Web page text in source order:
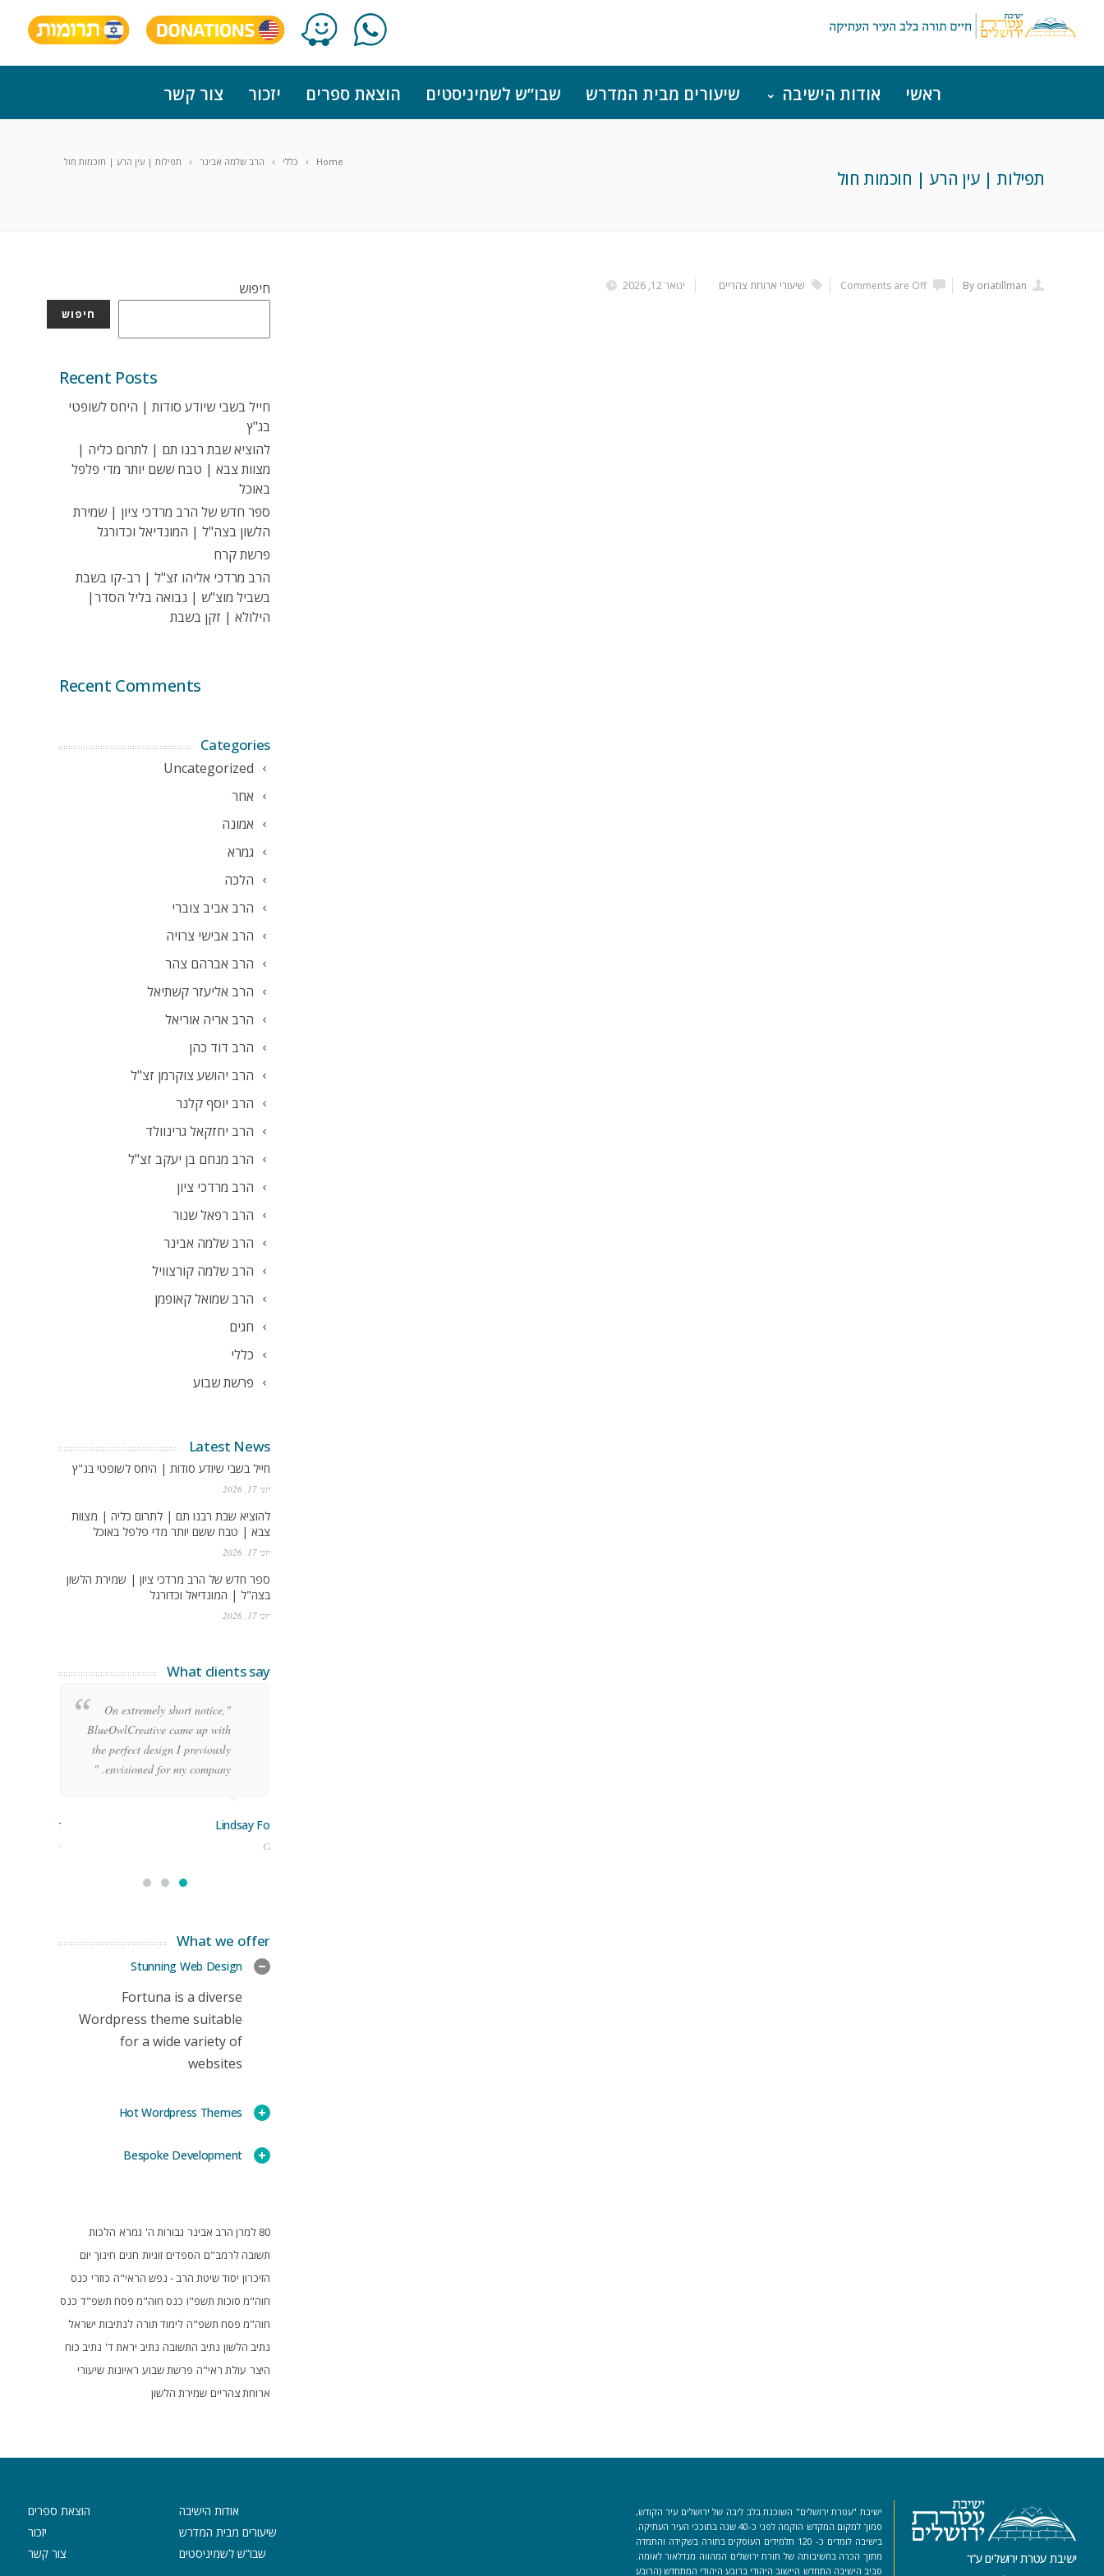
ראשי אודות הישיבה שיעורים מבית המדרש שבו”ש לשמיניסטים הוצאת ספרים יזכור צור קשר
Home כללי הרב שלמה אבינר תפילות | עין הרע | חוכמות חול
תפילות | עין הרע | חוכמות חול
ינואר 12, 2026 By oriatillman
Comments are Off שיעורי ארוחת צהריים חיפוש
חיפוש
Recent Posts
חייל בשבי שיודע סודות | היחס לשופטי
בג"ץ
להוציא שבת רבנו תם | לתרום כליה |
מצוות צבא | טבח ששם יותר מדי פלפל
באוכל
ספר חדש של הרב מרדכי ציון | שמירת
הלשון בצה"ל | המונדיאל וכדורגל
פרשת קרח
הרב מרדכי אליהו זצ"ל | רב-קו בשבת
בשביל מוצ"ש | נבואה בליל הסדר|
הילולא | זקן בשבת
Recent Comments
Categories
Uncategorized
אחר
אמונה
גמרא
הלכה
הרב אביב צוברי
הרב אבישי צרויה
הרב אברהם צהר
הרב אליעזר קשתיאל
הרב אריה אוריאל
הרב דוד כהן
הרב יהושע צוקרמן זצ"ל
הרב יוסף קלנר
הרב יחזקאל גרינוולד
הרב מנחם בן יעקב זצ"ל
הרב מרדכי ציון
הרב רפאל שנור
הרב שלמה אבינר
הרב שלמה קורצוויל
הרב שמואל קאופמן
חגים
כללי
פרשת שבוע
Latest News
חייל בשבי שיודע סודות | היחס לשופטי בג"ץ
יוני 17, 2026
להוציא שבת רבנו תם | לתרום כליה | מצוות
צבא | טבח ששם יותר מדי פלפל באוכל
יוני 17, 2026
ספר חדש של הרב מרדכי ציון | שמירת הלשון
בצה"ל | המונדיאל וכדורגל
יוני 17, 2026
What clients say
"On extremely short notice,
BlueOwlCreative came up with
the perfect design I previously
envisioned for my company. "
Lindsay Ford
CEO
Stoner
Manager
What we offer
Stunning Web Design
Fortuna is a diverse
Wordpress theme suitable
for a wide variety of
websites
Hot Wordpress Themes
Bespoke Development
80 למרן הרב אבינר גבורות ה' גמרא הלכות
תשובה לרמב"ם הספדים זוגיות חגים חינוך יום
הזיכרון יסוד שיטת הרב - נפש הראי"ה כוזרי כנס
חוה"מ סוכות תשפ"ו כנס חוה"מ פסח תשפ"ד כנס
חוה"מ פסח תשפ"ה לימוד תורה לנתיבות ישראל
נתיב הלשון נתיב התשובה נתיב יראת ד' נתיב כוח
היצר עולת ראי"ה פרשת שבוע ראיונות שיעורי
ארוחת צהריים שמירת הלשון
ישיבת עטרת ירושלים ע”ר
ישיבת "עטרת ירושלים" השוכנת בלב ליבה של ירושלים עיר הקודש,
סמוך למקום המקדש הוקמה לפני כ-40 שנה בתוככי העיר העתיקה.
בישיבה לומדים כ- 120 תלמידים העוסקים בתורה בשקידה והתמדה
מתוך הכרה בחשיבותה של תורת ירושלים המהווה מגדלאור לאומה.
סביב הישיבה התחדש היישוב היהודי ברובע היהודי המתחדש (הרובע
אודות הישיבה
שיעורים מבית המדרש
שבו”ש לשמיניסטים
הוצאת ספרים
יזכור
צור קשר